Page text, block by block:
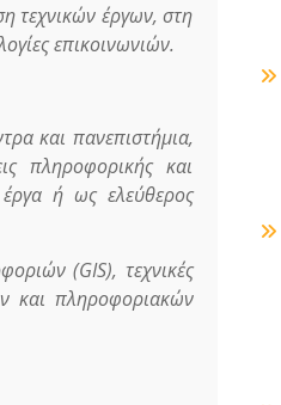
τεχνικών έργων, στη
επικοινωνιών.
και πανεπιστήμια,
πληροφορικής και
έργα ή ως ελεύθερος
(GIS), τεχνικές
και πληροφοριακών